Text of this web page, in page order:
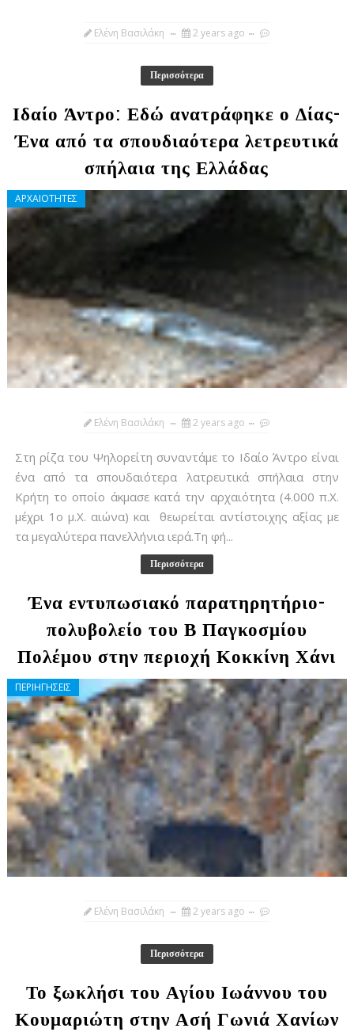
Ελένη Βασιλάκη 2 years ago
Περισσότερα
Ιδαίο Άντρο: Εδώ ανατράφηκε ο Δίας-
Ένα από τα σπουδιαότερα λετρευτικά
σπήλαια της Ελλάδας
ΑΡΧΑΙΟΤΗΤΕΣ
Ελένη Βασιλάκη 2 years ago
Στη ρίζα του Ψηλορείτη συναντάμε το Ιδαίο Άντρο είναι
ένα από τα σπουδαιότερα λατρευτικά σπήλαια στην
Κρήτη το οποίο άκμασε κατά την αρχαιότητα (4.000 π.Χ.
μέχρι 1ο μ.Χ. αιώνα) και θεωρείται αντίστοιχης αξίας με
τα μεγαλύτερα πανελλήνια ιερά.Τη φή...
Περισσότερα
Ένα εντυπωσιακό παρατηρητήριο-
πολυβολείο του Β Παγκοσμίου
Πολέμου στην περιοχή Κοκκίνη Χάνι
ΠΕΡΙΗΓΗΣΕΙΣ
Ελένη Βασιλάκη 2 years ago
Περισσότερα
Το ξωκλήσι του Αγίου Ιωάννου του
Κουμαριώτη στην Ασή Γωνιά Χανίων